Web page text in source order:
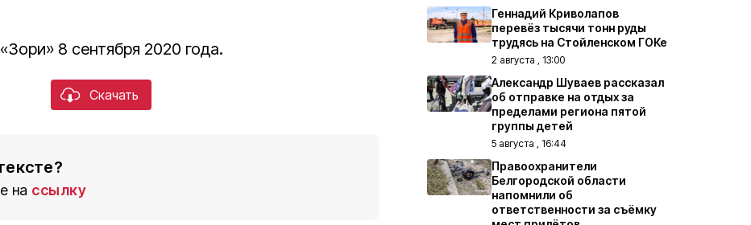
8 сентября 2020 года.
Скачать
на ссылку
Геннадий Криволапов
перевёз тысячи тонн руды
трудясь на Стойленском ГОКе
2 августа , 13:00
Александр Шуваев рассказал
об отправке на отдых за
пределами региона пятой
группы детей
5 августа , 16:44
Правоохранители
Белгородской области
напомнили об
ответственности за съёмку